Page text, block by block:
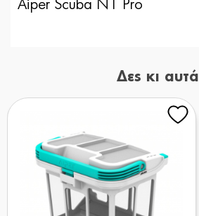
Aiper Scuba N1 Pro
Δες κι αυτά